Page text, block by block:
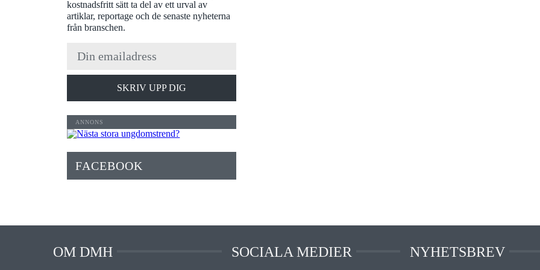
kostnadsfritt sätt ta del av ett urval av
artiklar, reportage och de senaste nyheterna
från branschen.
SKRIV UPP DIG
FACEBOOK
OM DMH SOCIALA MEDIER NYHETSBREV